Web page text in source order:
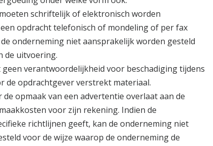
schriftelijk of elektronisch worden
opdracht telefonisch of mondeling of per fax
onderneming niet aansprakelijk worden gesteld
de uitvoering.
verantwoordelijkheid voor beschadiging tijdens
de opdrachtgever verstrekt materiaal.
opmaak van een advertentie overlaat aan de
voor zijn rekening. Indien de
richtlijnen geeft, kan de onderneming niet
voor de wijze waarop de onderneming de